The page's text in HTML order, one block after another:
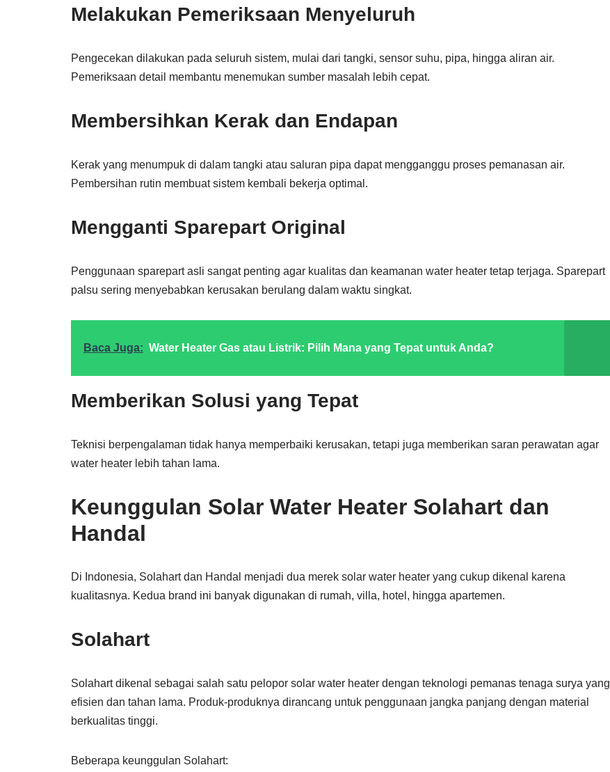
Melakukan Pemeriksaan Menyeluruh
Pengecekan dilakukan pada seluruh sistem, mulai dari tangki, sensor suhu, pipa, hingga aliran air.
Pemeriksaan detail membantu menemukan sumber masalah lebih cepat.
Membersihkan Kerak dan Endapan
Kerak yang menumpuk di dalam tangki atau saluran pipa dapat mengganggu proses pemanasan air.
Pembersihan rutin membuat sistem kembali bekerja optimal.
Mengganti Sparepart Original
Penggunaan sparepart asli sangat penting agar kualitas dan keamanan water heater tetap terjaga. Sparepart
palsu sering menyebabkan kerusakan berulang dalam waktu singkat.
Baca Juga: Water Heater Gas atau Listrik: Pilih Mana yang Tepat untuk Anda?
Memberikan Solusi yang Tepat
Teknisi berpengalaman tidak hanya memperbaiki kerusakan, tetapi juga memberikan saran perawatan agar
water heater lebih tahan lama.
Keunggulan Solar Water Heater Solahart dan
Handal
Di Indonesia, Solahart dan Handal menjadi dua merek solar water heater yang cukup dikenal karena
kualitasnya. Kedua brand ini banyak digunakan di rumah, villa, hotel, hingga apartemen.
Solahart
Solahart dikenal sebagai salah satu pelopor solar water heater dengan teknologi pemanas tenaga surya yang
efisien dan tahan lama. Produk-produknya dirancang untuk penggunaan jangka panjang dengan material
berkualitas tinggi.
Beberapa keunggulan Solahart: